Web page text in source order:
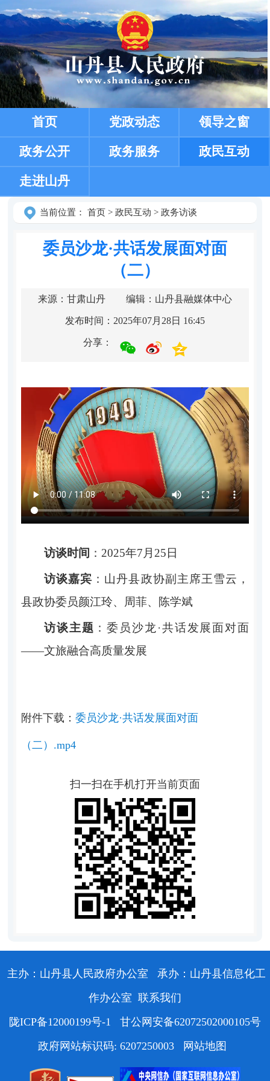
首页 党政动态 领导之窗
政务公开 政务服务 政民互动
走进山丹
当前位置： 首页> 政民互动 > 政务访谈
委员沙龙·共话发展面对面
（二）
来源：甘肃山丹 编辑：山丹县融媒体中心
发布时间：2025年07月28日 16:45
分享：
访谈时间 ： 2025年7月25日
访谈嘉宾 ： 山丹县政协副主席王雪云，
县政协委员颜江玲、周菲、陈学斌
访谈主题 ：委员沙龙·共话发展面对面
——文旅融合高质量发展
附件下载： 委员沙龙·共话发展面对面
（二）.mp4
扫一扫在手机打开当前页面
主办：山丹县人民政府办公室
承办：山丹县信息化工
作办公室 联系我们
陇ICP备12000199号-1
甘公网安备62072502000105号
政府网站标识码: 6207250003
网站地图